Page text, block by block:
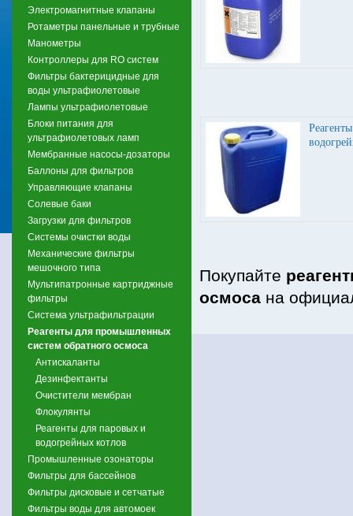
Электромагнитные клапаны
Ротаметры панельные и трубные
Манометры
Контроллеры для RO систем
Фильтры бактерицидные для
воды ультрафиолетовые
Лампы ультрафиолетовые
Блоки питания для
ультрафиолетовых ламп
Мембранные насосы-дозаторы
Баллоны для фильтров
Управляющие клапаны
Солевые баки
Загрузки для фильтров
Системы очистки воды
Механические фильтры
мешочного типа
Мультипатронные картриджные
фильтры
Система ультрафильтрации
Реагенты для промышленных
систем обратного осмоса
Антискаланты
Дезинфектанты
Очистители мембран
Флокулянты
Реагенты для паровых и
водогрейных котлов
Промышленные озонаторы
Фильтры для бассейнов
Фильтры дисковые и сетчатые
Фильтры воды для автомоек
Покупайте
осмоса на